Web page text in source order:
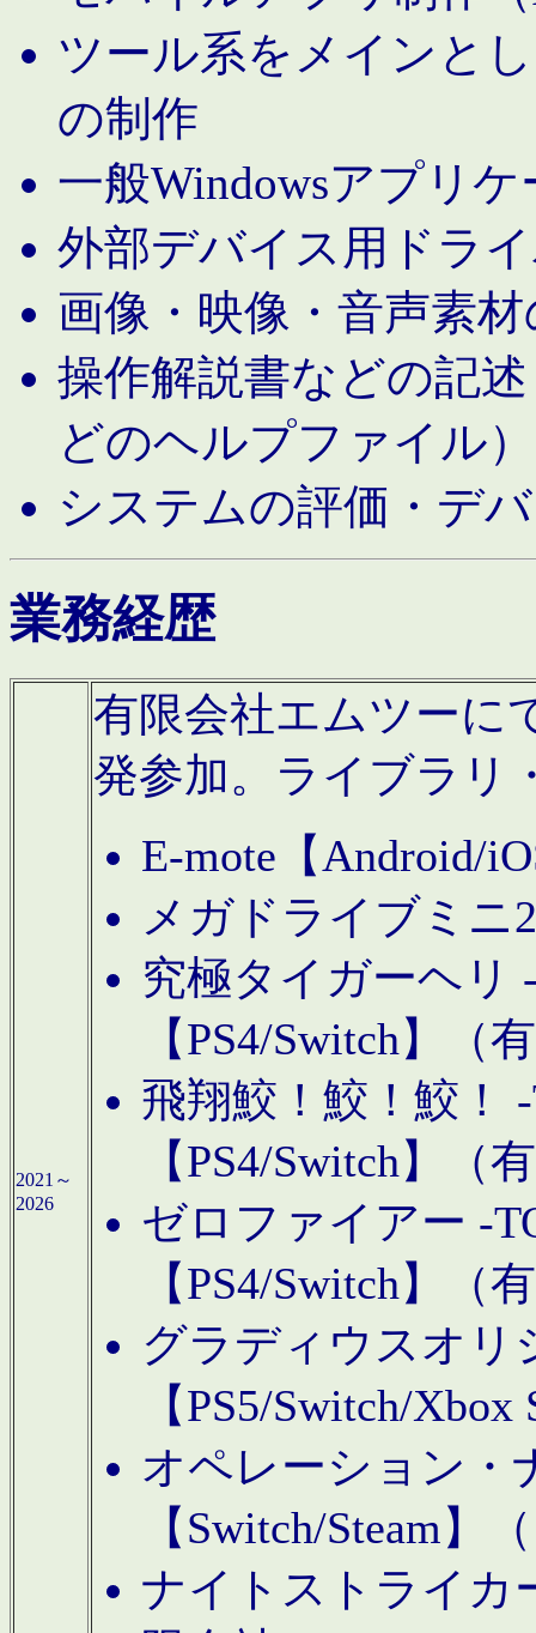
ツール系をメインと
の制作
一般Windowsアプリ
外部デバイス用ドラ
画像・映像・音声素
操作解説書などの記
どのヘルプファイル）
システムの評価・デ
業務経歴
2021～
2026
有限会社エムツーに
発参加。ライブラリ
E-mote【Android/
メガドライブミニ
究極タイガーヘリ
【PS4/Switch】（
飛翔鮫！鮫！鮫！
【PS4/Switch】（
ゼロファイアー -
【PS4/Switch】（
グラディウスオリ
【PS5/Switch/
オペレーション・
【Switch/Steam】
ナイトストライカ